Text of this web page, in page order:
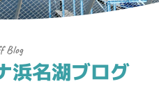
浜名湖ブログ